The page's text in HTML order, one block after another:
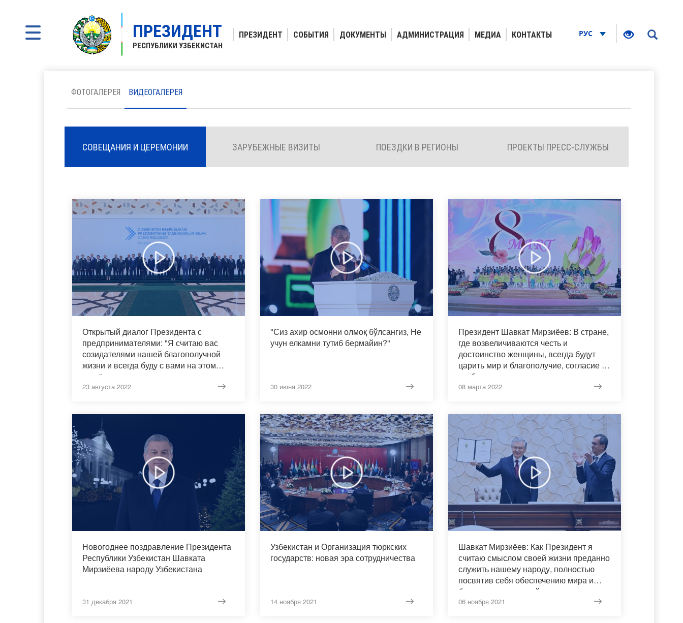
ПРЕЗИДЕНТ
РЕСПУБЛИКИ УЗБЕКИСТАН
ПРЕЗИДЕНТ СОБЫТИЯ ДОКУМЕНТЫ АДМИНИСТРАЦИЯ МЕДИА КОНТАКТЫ РУС
ФОТОГАЛЕРЕЯ ВИДЕОГАЛЕРЕЯ
СОВЕЩАНИЯ И ЦЕРЕМОНИИ ЗАРУБЕЖНЫЕ ВИЗИТЫ ПОЕЗДКИ В РЕГИОНЫ ПРОЕКТЫ ПРЕСС-СЛУЖБЫ
Открытый диалог Президента с
предпринимателями: "Я считаю вас
созидателями нашей благополучной
жизни и всегда буду с вами на этом
пути"
23 августа 2022
"Сиз ахир осмонни олмоқ бўлсангиз, Не
учун елкамни тутиб бермайин?"
30 июня 2022
Президент Шавкат Мирзиёев: В стране,
где возвеличиваются честь и
достоинство женщины, всегда будут
царить мир и благополучие, согласие и
стабильность
08 марта 2022
Новогоднее поздравление Президента
Республики Узбекистан Шавката
Мирзиёева народу Узбекистана
31 декабря 2021
Узбекистан и Организация тюркских
государств: новая эра сотрудничества
14 ноября 2021
Шавкат Мирзиёев: Как Президент я
считаю смыслом своей жизни преданно
служить нашему народу, полностью
посвятив себя обеспечению мира и
благополучия родной страны, ее
развитию
06 ноября 2021